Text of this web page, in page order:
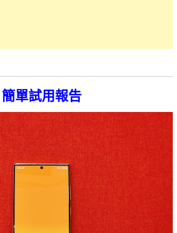
簡單試用報告